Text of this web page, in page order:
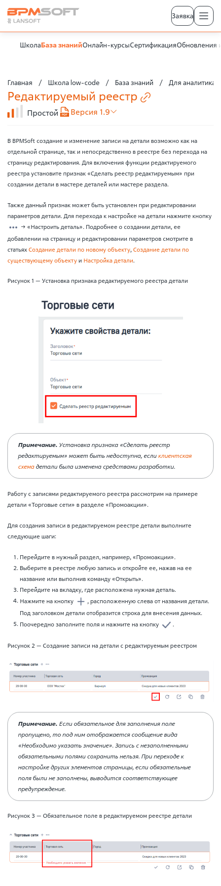
Заявка
ШколаБаза знанийОнлайн-курсыСертификацияОбновления
Главная Школа low-code База знаний Для аналитика
Редактируемый реестр
Простой Версия 1.9
В BPMSoft создание и изменение записи на детали возможно как на
отдельной странице, так и непосредственно в реестре без перехода на
страницу редактирования. Для включения функции редактируемого
реестра установите признак «Сделать реестр редактируемым» при
создании детали в мастере деталей или мастере раздела.
Также данный признак может быть установлен при редактировании
параметров детали. Для перехода к настройке на детали нажмите кнопку
→ «Настроить деталь». Подробнее о создании детали, ее
добавлении на страницу и редактировании параметров смотрите в
статьяхСоздание детали по новому объекту,Создание детали по
существующему объекту и Настройка детали.
Рисунок 1 — Установка признака редактируемого реестра детали
Примечание. Установка признака «Сделать реестр
редактируемым» может быть недоступна, есликлиентская
схемадетали была изменена средствами разработки.
Работу с записями редактируемого реестра рассмотрим на примере
детали «Торговые сети» в разделе «Промоакции».
Для создания записи в редактируемом реестре детали выполните
следующие шаги:
Перейдите в нужный раздел, например, «Промоакции».
Выберите в реестре любую запись и откройте ее, нажав на ее
название или выполнив команду «Открыть».
Перейдите на вкладку, где расположена нужная деталь.
Нажмите на кнопку
, расположенную слева от названия детали.
Под заголовком детали отобразится строка для внесения данных.
Поочередно заполните поля и нажмите на кнопку
.
Рисунок 2 — Создание записи на детали с редактируемым реестром
Примечание. Если обязательное для заполнения поле
пропущено, то под ним отображается сообщение вида
«Необходимо указать значение». Запись с незаполненными
обязательными полями сохранить нельзя. При переходе к
настройке других элементов страницы, если обязательные
поля были не заполнены, выводится соответствующее
предупреждение.
Рисунок 3 — Обязательное поле в редактируемом реестре детали